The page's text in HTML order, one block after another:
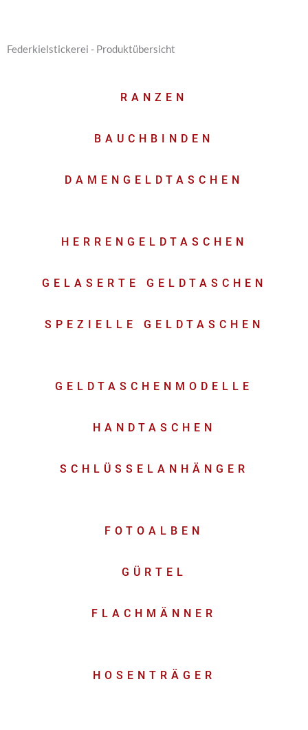
Federkielstickerei - Produktübersicht
RANZEN
BAUCHBINDEN
DAMENGELDTASCHEN
HERRENGELDTASCHEN
GELASERTE GELDTASCHEN
SPEZIELLE GELDTASCHEN
GELDTASCHENMODELLE
HANDTASCHEN
SCHLÜSSELANHÄNGER
FOTOALBEN
GÜRTEL
FLACHMÄNNER
HOSENTRÄGER